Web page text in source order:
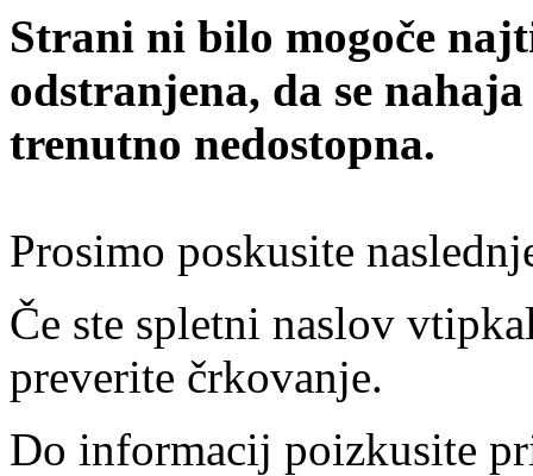
Strani ni bilo mogoče
odstranjena, da se
trenutno nedostopna.
Prosimo poskusite
Če ste spletni naslov
preverite črkovanje.
Do informacij poizkusite